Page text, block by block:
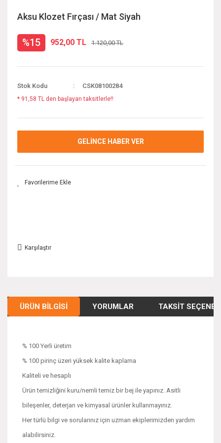
Aksu Klozet Fırçası / Mat Siyah
%15 952,00 TL 1.120,00 TL
Stok Kodu CSK08100284
* 91,58 TL den başlayan taksitlerle!!
GELİNCE HABER VER
Karşılaştır
ÜRÜN BILGISI YORUMLAR TAKSIT
% 100 Yerli üretim
% 100 pirinç üzeri yüksek kalite kaplama
Kaliteli ve hesaplı
Ürün temizliğini kuru/nemli temiz bir bej ile yapınız. Asitli
bileşenler, deterjan ve kimyasal ürünler kullanmayınız.
Her türlü bilgi ve sorularınız için uzman ekiplerimizden yardım
alabilirsiniz.